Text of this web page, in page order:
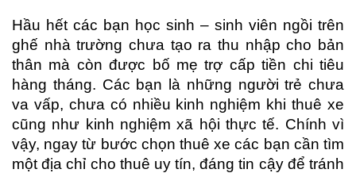
Hầu hết các bạn học sinh – sinh viên ngồi trên
ghế nhà trường chưa tạo ra thu nhập cho bản
thân mà còn được bố mẹ trợ cấp tiền chi tiêu
hàng tháng. Các bạn là những người trẻ chưa
va vấp, chưa có nhiều kinh nghiệm khi thuê xe
cũng như kinh nghiệm xã hội thực tế. Chính vì
vậy, ngay từ bước chọn thuê xe các bạn cần tìm
một địa chỉ cho thuê uy tín, đáng tin cậy để tránh